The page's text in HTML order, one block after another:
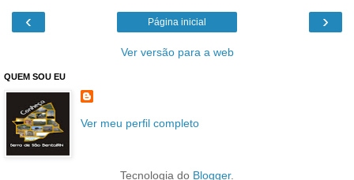
‹ ›
Página inicial
Ver versão para a web
QUEM SOU EU
Ver meu perfil completo
Tecnologia do Blogger.